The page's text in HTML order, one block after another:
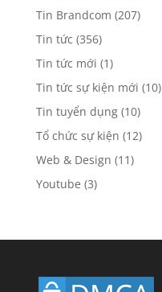
Tin Brandcom (207)
Tin tức (356)
Tin tức mới (1)
Tin tức sự kiện mới (10)
Tin tuyển dụng(10)
Tổ chức sự kiện (12)
Web & Design (11)
Youtube (3)